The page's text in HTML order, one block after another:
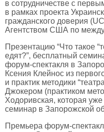
в сотрудничестве с
в рамках проекта
гражданского доверия
Агентством США по
Презентацию “Что такое
едят?”, бесплатный
форум-спектакля в
Ксения Клейнос из
и практик методики
Джокером (практиком
Ходоривская, которая
семинар в Запорожской
Премьера форум-